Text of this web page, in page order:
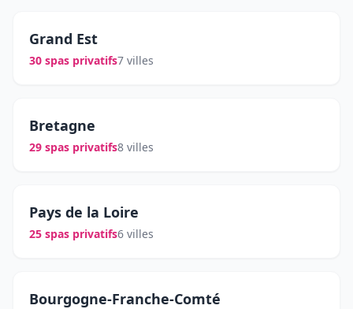
Grand Est
30 spas privatifs7 villes
Bretagne
29 spas privatifs8 villes
Pays de la Loire
25 spas privatifs6 villes
Bourgogne-Franche-Comté